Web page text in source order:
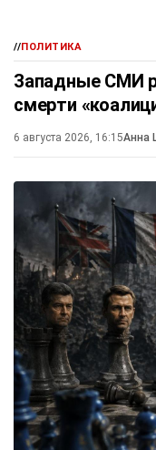
//ПОЛИТИКА
Западные СМИ
смерти
6 августа 2026, 16:15Анна